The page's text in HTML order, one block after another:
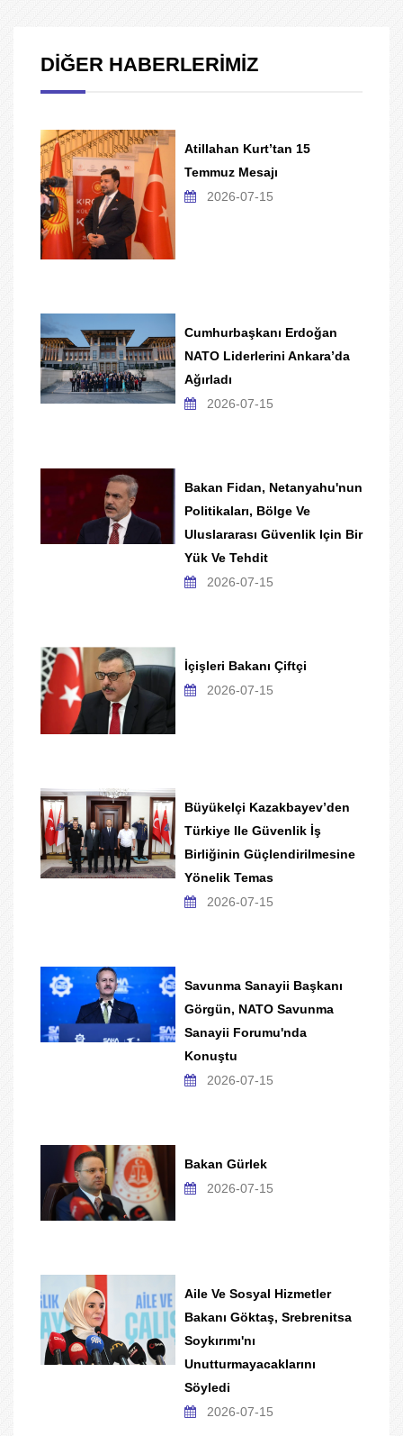
DİĞER HABERLERİMİZ
Atillahan Kurt’tan 15
Temmuz Mesajı
2026-07-15
Cumhurbaşkanı Erdoğan
NATO Liderlerini Ankara’da
Ağırladı
2026-07-15
Bakan Fidan, Netanyahu'nun
Politikaları, Bölge Ve
Uluslararası Güvenlik Için Bir
Yük Ve Tehdit
2026-07-15
İçişleri Bakanı Çiftçi
2026-07-15
Büyükelçi Kazakbayev’den
Türkiye Ile Güvenlik İş
Birliğinin Güçlendirilmesine
Yönelik Temas
2026-07-15
Savunma Sanayii Başkanı
Görgün, NATO Savunma
Sanayii Forumu'nda
Konuştu
2026-07-15
Bakan Gürlek
2026-07-15
Aile Ve Sosyal Hizmetler
Bakanı Göktaş, Srebrenitsa
Soykırımı'nı
Unutturmayacaklarını
Söyledi
2026-07-15